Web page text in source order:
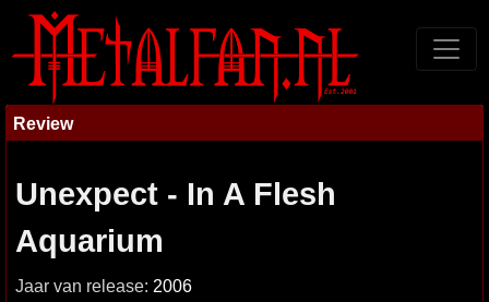
Review
Unexpect - In A Flesh
Aquarium
Jaar van release: 2006